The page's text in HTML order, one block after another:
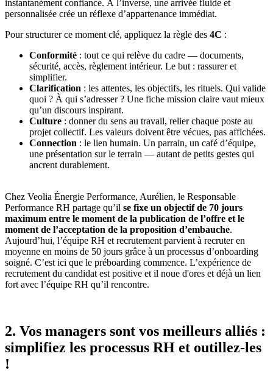
instantanément confiance. À l’inverse, une arrivée fluide et
personnalisée crée un réflexe d’appartenance immédiat.
Pour structurer ce moment clé, appliquez la règle des 4C :
Conformité : tout ce qui relève du cadre — documents,
sécurité, accès, règlement intérieur. Le but : rassurer et
simplifier.
Clarification : les attentes, les objectifs, les rituels. Qui valide
quoi ? À qui s’adresser ? Une fiche mission claire vaut mieux
qu’un discours inspirant.
Culture : donner du sens au travail, relier chaque poste au
projet collectif. Les valeurs doivent être vécues, pas affichées.
Connection : le lien humain. Un parrain, un café d’équipe,
une présentation sur le terrain — autant de petits gestes qui
ancrent durablement.
Chez Veolia Énergie Performance, Aurélien, le Responsable
Performance RH partage qu’il se fixe un objectif de 70 jours
maximum entre le moment de la publication de l’offre et le
moment de l’acceptation de la proposition d’embauche.
Aujourd’hui, l’équipe RH et recrutement parvient à recruter en
moyenne en moins de 50 jours grâce à un processus d’onboarding
soigné. C’est ici que le préboarding commence. L’expérience de
recrutement du candidat est positive et il noue d'ores et déjà un lien
fort avec l’équipe RH qu’il rencontre.
2. Vos managers sont vos meilleurs alliés :
simplifiez les processus RH et outillez-les
!